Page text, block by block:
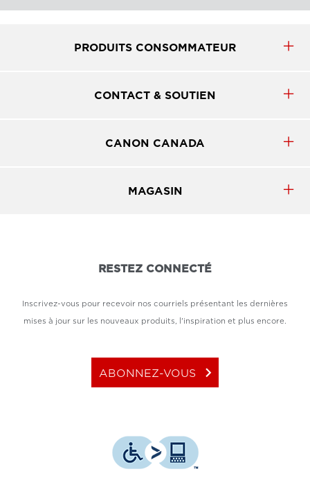
PRODUITS CONSOMMATEUR
CONTACT & SOUTIEN
CANON CANADA
MAGASIN
RESTEZ CONNECTÉ
Inscrivez-vous pour recevoir nos courriels présentant les dernières
mises à jour sur les nouveaux produits, l'inspiration et plus encore.
ABONNEZ-VOUS keyboard_arrow_right